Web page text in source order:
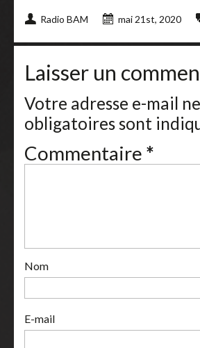
Radio BAM mai 21st, 2020
Laisser un
Votre adresse e-mail
obligatoires sont
Commentaire *
Nom
E-mail